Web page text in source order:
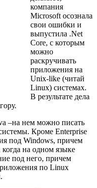
компания
Microsoft осознала
свои ошибки и
выпустила .Net
Core, с которым
можно
раскручивать
приложения на
Unix-like (читай
Linux) системах.
В результате дела
–на нем можно писать
Кроме Enterprise
под Windows, причем
на одном языке
под него, причем
по Linux